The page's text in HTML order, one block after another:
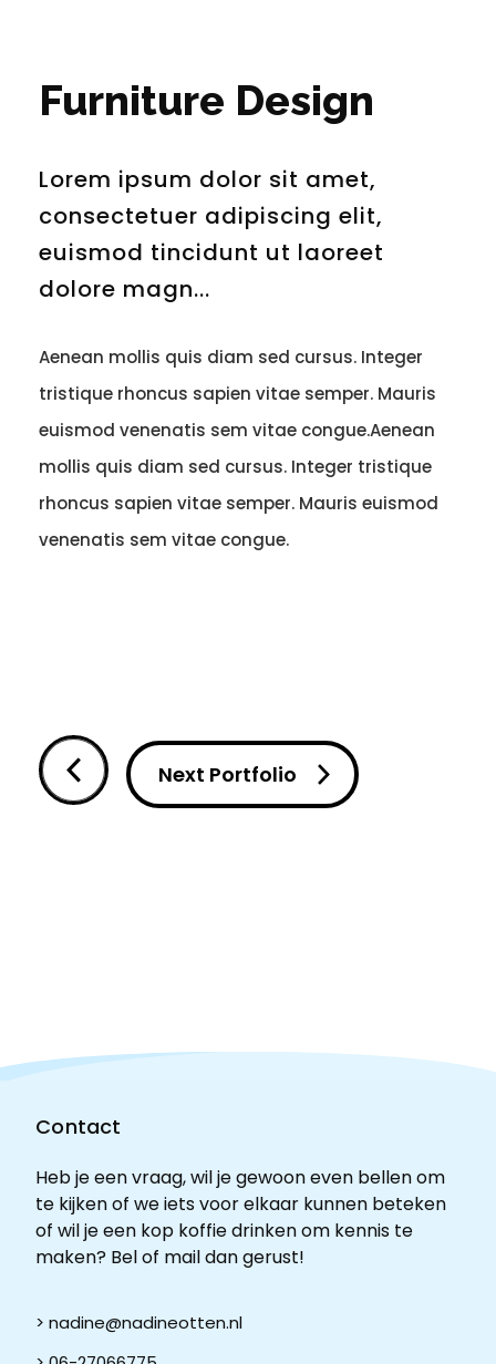
Furniture Design
Lorem ipsum dolor sit amet,
consectetuer adipiscing elit,
euismod tincidunt ut laoreet
dolore magn...
Aenean mollis quis diam sed cursus. Integer
tristique rhoncus sapien vitae semper. Mauris
euismod venenatis sem vitae congue.Aenean
mollis quis diam sed cursus. Integer tristique
rhoncus sapien vitae semper. Mauris euismod
venenatis sem vitae congue.
Next Portfolio
Contact
Heb je een vraag, wil je gewoon even bellen om
te kijken of we iets voor elkaar kunnen beteken
of wil je een kop koffie drinken om kennis te
maken? Bel of mail dan gerust!
> nadine@nadineotten.nl